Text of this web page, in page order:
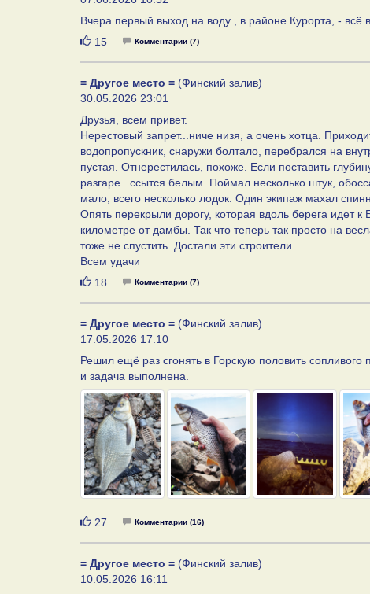
Вчера первый выход на воду , в районе Курорта, - всё
Нравится
15 Комментарии (7)
= Другое место = (Финский залив)
30.05.2026 23:01
Друзья, всем привет.
Нерестовый запрет...ниче низя, а очень хотца.
водопропускник, снаружи болтало, перебрался на
пустая. Отнерестилась, похоже. Если поставить
разгаре...ссытся белым. Поймал несколько штук,
мало, всего несколько лодок. Один экипаж махал
Опять перекрыли дорогу, которая вдоль берега идет
километре от дамбы. Так что теперь так просто на
тоже не спустить. Достали эти строители.
Всем удачи
Нравится
18 Комментарии (7)
= Другое место = (Финский залив)
17.05.2026 17:10
Решил ещё раз сгонять в Горскую половить
и задача выполнена.
Нравится
27 Комментарии (16)
= Другое место = (Финский залив)
10.05.2026 16:11